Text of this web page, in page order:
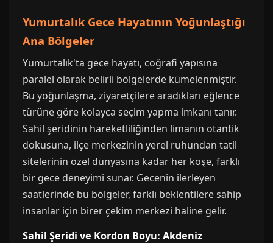
Yumurtalık Gece Hayatının Yoğunlaştığı
Ana Bölgeler
Yumurtalık'ta gece hayatı, coğrafi yapısına
paralel olarak belirli bölgelerde kümelenmiştir.
Bu yoğunlaşma, ziyaretçilere aradıkları eğlence
türüne göre kolayca seçim yapma imkanı tanır.
Sahil şeridinin hareketliliğinden limanın otantik
dokusuna, ilçe merkezinin yerel ruhundan tatil
sitelerinin özel dünyasına kadar her köşe, farklı
bir gece deneyimi sunar. Gecenin ilerleyen
saatlerinde bu bölgeler, farklı beklentilere sahip
insanlar için birer çekim merkezi haline gelir.
Sahil Şeridi ve Kordon Boyu: Akdeniz